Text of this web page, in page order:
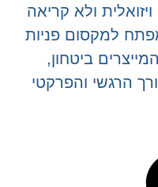
ולא קריאה
למקסום פניות
ביטחון,
הרגשי והפרקטי